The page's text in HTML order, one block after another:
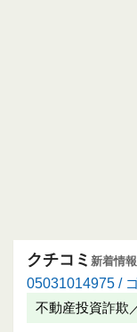
クチコミ 新着情報
05031014975 /
不動産投資詐欺